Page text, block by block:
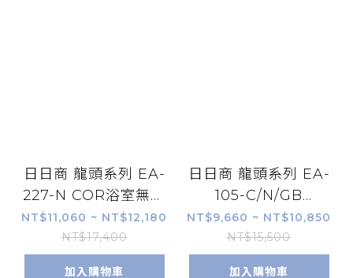
日日商 龍頭系列 EA-
227-N COR浴室無鉛
龍頭 絲光鍍鎳/絲光鍍
鎳 (增高)
NT$11,060 ~ NT$12,180
NT$17,400
加入購物車
日日商 龍頭系列 EA-
105-C/N/GB
SYDENY檯面無鉛龍
頭
NT$9,660 ~ NT$10,850
NT$15,500
加入購物車